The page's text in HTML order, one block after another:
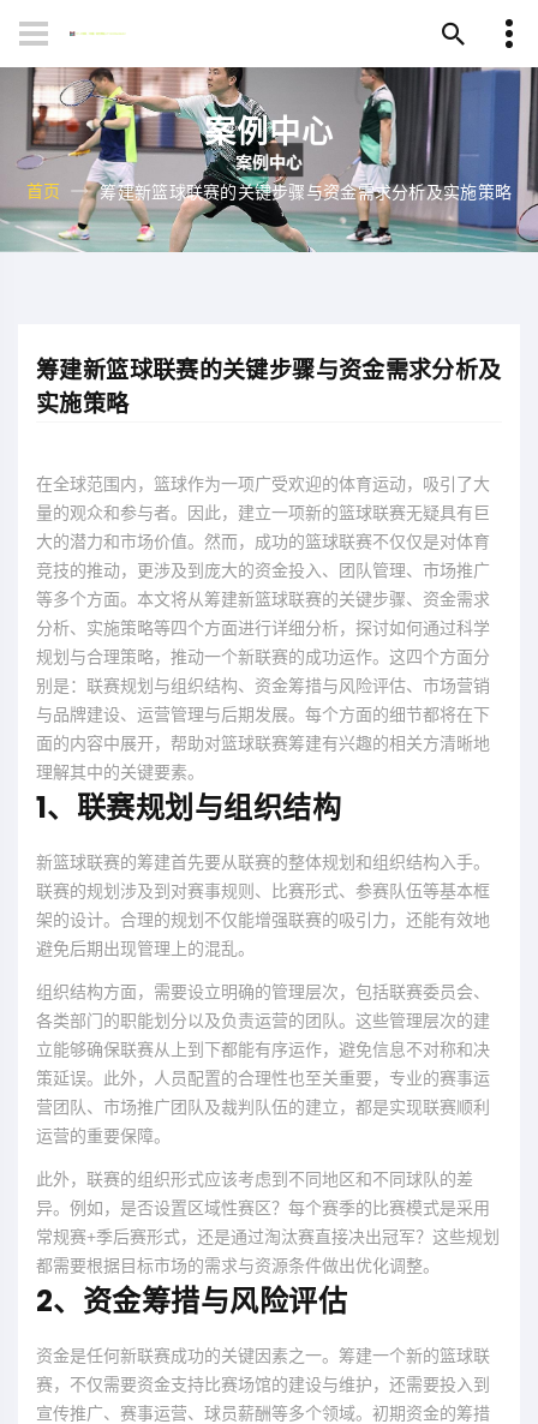
案例中心
首页 筹建新篮球联赛的关键步骤与资金需求分析及实施策略
筹建新篮球联赛的关键步骤与资金需求分析及
实施策略
在全球范围内，篮球作为一项广受欢迎的体育运动，吸引了大
量的观众和参与者。因此，建立一项新的篮球联赛无疑具有巨
大的潜力和市场价值。然而，成功的篮球联赛不仅仅是对体育
竞技的推动，更涉及到庞大的资金投入、团队管理、市场推广
等多个方面。本文将从筹建新篮球联赛的关键步骤、资金需求
分析、实施策略等四个方面进行详细分析，探讨如何通过科学
规划与合理策略，推动一个新联赛的成功运作。这四个方面分
别是：联赛规划与组织结构、资金筹措与风险评估、市场营销
与品牌建设、运营管理与后期发展。每个方面的细节都将在下
面的内容中展开，帮助对篮球联赛筹建有兴趣的相关方清晰地
理解其中的关键要素。
1、联赛规划与组织结构
新篮球联赛的筹建首先要从联赛的整体规划和组织结构入手。
联赛的规划涉及到对赛事规则、比赛形式、参赛队伍等基本框
架的设计。合理的规划不仅能增强联赛的吸引力，还能有效地
避免后期出现管理上的混乱。
组织结构方面，需要设立明确的管理层次，包括联赛委员会、
各类部门的职能划分以及负责运营的团队。这些管理层次的建
立能够确保联赛从上到下都能有序运作，避免信息不对称和决
策延误。此外，人员配置的合理性也至关重要，专业的赛事运
营团队、市场推广团队及裁判队伍的建立，都是实现联赛顺利
运营的重要保障。
此外，联赛的组织形式应该考虑到不同地区和不同球队的差
异。例如，是否设置区域性赛区？每个赛季的比赛模式是采用
常规赛+季后赛形式，还是通过淘汰赛直接决出冠军？这些规划
都需要根据目标市场的需求与资源条件做出优化调整。
2、资金筹措与风险评估
资金是任何新联赛成功的关键因素之一。筹建一个新的篮球联
赛，不仅需要资金支持比赛场馆的建设与维护，还需要投入到
宣传推广、赛事运营、球员薪酬等多个领域。初期资金的筹措